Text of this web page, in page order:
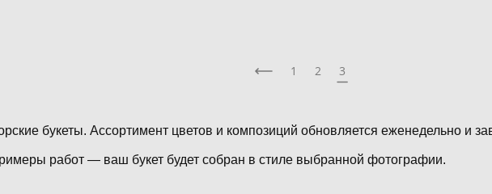
1 2 3
букеты. Ассортимент цветов и композиций обновляется еженедельно и
работ — ваш букет будет собран в стиле выбранной фотографии.